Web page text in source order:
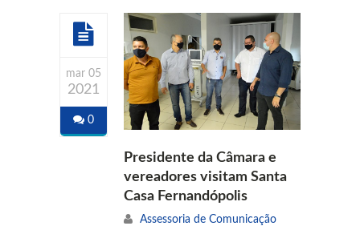
mar 05
2021
0
Presidente da Câmara e
vereadores visitam Santa
Casa Fernandópolis
Assessoria de Comunicação